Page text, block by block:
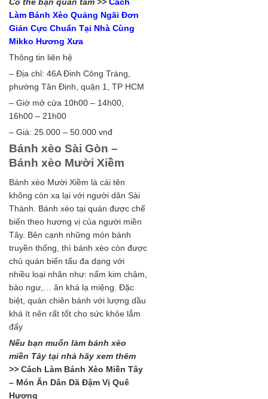
Làm Bánh Xèo Quảng Ngãi Đơn
Giản Cực Chuẩn Tại Nhà Cùng
Mikko Hương Xưa
Thông tin liên hệ
– Địa chỉ: 46A Đinh Công Tráng,
phường Tân Định, quận 1, TP HCM
– Giờ mở cửa 10h00 – 14h00,
16h00 – 21h00
– Giá: 25.000 – 50.000 vnđ
Bánh xèo Sài Gòn –
Bánh xèo Mười Xiềm
Bánh xèo Mười Xiềm là cái tên
không còn xa lại với người dân Sài
Thành. Bánh xèo tại quán được chế
biến theo hương vị của người miền
Tây. Bên cạnh những món bánh
truyền thống, thì bánh xèo còn được
chủ quán biến tấu đa dạng với
nhiều loại nhân như: nấm kim châm,
bào ngư,… ăn khá lạ miệng. Đặc
biệt, quán chiên bánh với lượng dầu
khá ít nên rất tốt cho sức khỏe lắm
đấy
Nếu bạn muốn làm bánh xèo
miền Tây tại nhà hãy xem thêm
>> Cách Làm Bánh Xèo Miền Tây
– Món Ăn Dân Dã Đậm Vị Quê
Hương